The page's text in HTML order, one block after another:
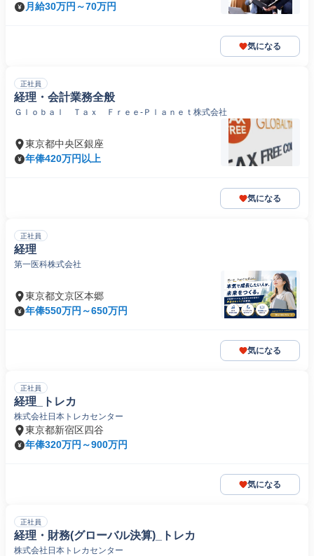
月給30万円～70万円
気になる
正社員
経理・会計業務全般
Ｇｌｏｂａｌ Ｔａｘ Ｆｒｅｅ‐Ｐｌａｎｅｔ株式会社
東京都中央区銀座
年俸420万円以上
気になる
正社員
経理
第一医科株式会社
東京都文京区本郷
年俸550万円～650万円
気になる
正社員
経理_トレカ
株式会社日本トレカセンター
東京都新宿区四谷
年俸320万円～900万円
気になる
正社員
経理・財務(グローバル決算)_トレカ
株式会社日本トレカセンター